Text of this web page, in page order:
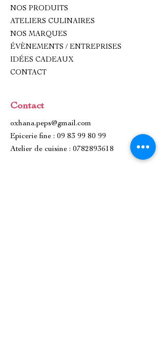
NOS PRODUITS
ATELIERS CULINAIRES
NOS MARQUES
ÉVÈNEMENTS / ENTREPRISES
IDÉES CADEAUX
CONTACT
Contact
oxhana.peps@gmail.com
Epicerie fine : 09 83 99 80 99
Atelier de cuisine : 0782893618